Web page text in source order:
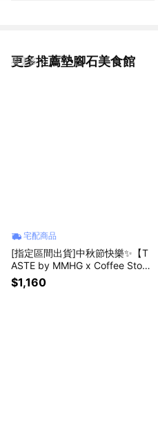
更多推薦墊腳石美食館
看更多
宅配商品
[指定區間出貨]中秋節快樂✨【T
ASTE by MMHG x Coffee Stop
over】月球願境 平裝禮盒(月餅4
入+咖啡4入)(附提袋)(含運)【墊
$1,160